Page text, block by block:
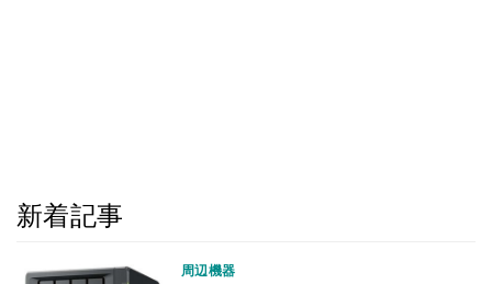
新着記事
周辺機器